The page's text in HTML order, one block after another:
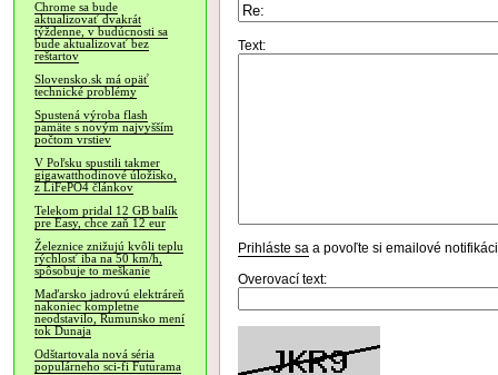
Chrome sa bude
aktualizovať dvakrát
týždenne, v budúcnosti sa
bude aktualizovať bez
reštartov
Slovensko.sk má opäť
technické problémy
Spustená výroba flash
pamäte s novým najvyšším
počtom vrstiev
V Poľsku spustili takmer
gigawatthodinové úložisko,
z LiFePO4 článkov
Telekom pridal 12 GB balík
pre Easy, chce zaň 12 eur
Železnice znižujú kvôli teplu
rýchlosť iba na 50 km/h,
spôsobuje to meškanie
Maďarsko jadrovú elektráreň
nakoniec kompletne
neodstavilo, Rumunsko mení
tok Dunaja
Odštartovala nová séria
populárneho sci-fi Futurama
Text:
Prihláste sa a povoľte si emailové
Overovací text: